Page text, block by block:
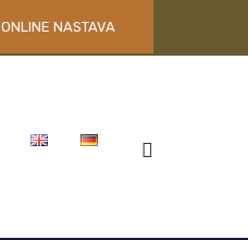
ONLINE NASTAVA